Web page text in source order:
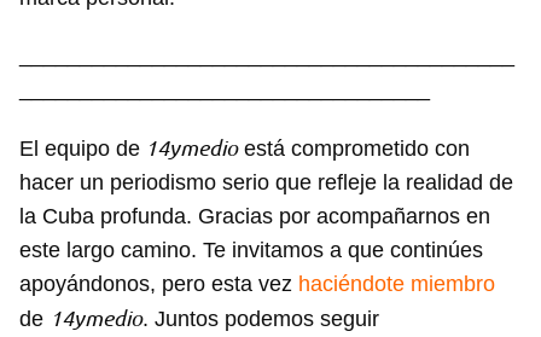
El equipo de 14ymedioestá comprometido con
hacer un periodismo serio que refleje la realidad de
la Cuba profunda. Gracias por acompañarnos en
este largo camino. Te invitamos a que continúes
apoyándonos, pero esta vez haciéndote miembro
de 14ymedio. Juntos podemos seguir